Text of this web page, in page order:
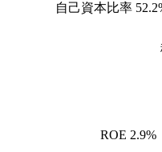
自己資本比率
ROE 2.9%